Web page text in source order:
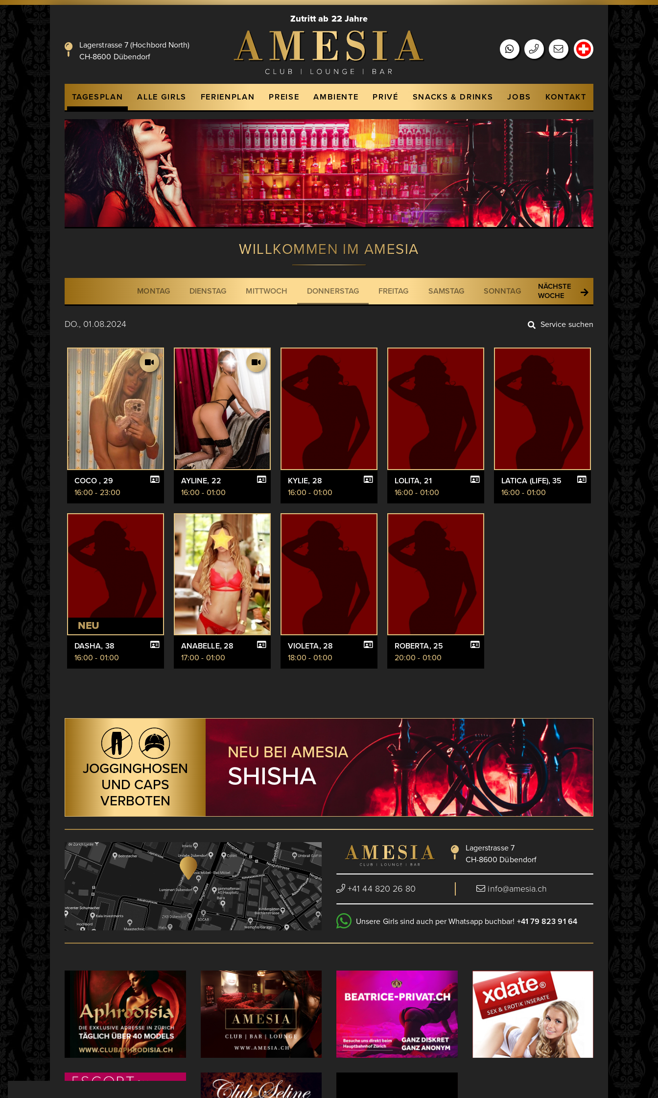
Lagerstrasse 7 (Hochbord North)
CH-8600 Dübendorf
Zutritt ab 22 Jahre
Hauptnavigation
TAGESPLAN ALLE GIRLS FERIENPLAN PREISE AMBIENTE PRIVÉ SNACKS & DRINKS JOBS KONTAKT
WILLKOMMEN IM AMESIA
MONTAG DIENSTAG MITTWOCH DONNERSTAG FREITAG SAMSTAG SONNTAG
NÄCHSTE
WOCHE
DO., 01.08.2024 Service suchen
COCO , 29
16:00 - 23:00
AYLINE, 22
16:00 - 01:00
KYLIE, 28
16:00 - 01:00
LOLITA, 21
16:00 - 01:00
LATICA (LIFE), 35
16:00 - 01:00
NEU
DASHA, 38
16:00 - 01:00
ANABELLE, 28
17:00 - 01:00
VIOLETA, 28
18:00 - 01:00
ROBERTA, 25
20:00 - 01:00
JOGGINGHOSEN
UND CAPS
VERBOTEN
NEU BEI AMESIA
SHISHA
Lagerstrasse 7
CH-8600 Dübendorf
+41 44 820 26 80 info@amesia.ch
Unsere Girls sind auch per Whatsapp buchbar! +41 79 823 91 64